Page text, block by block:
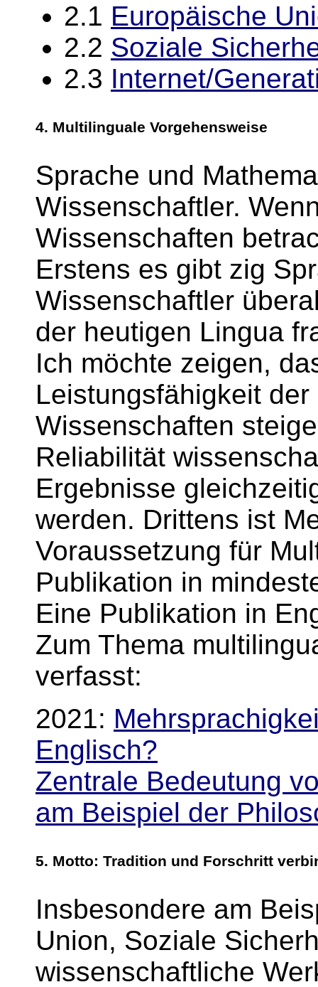
2.1 Europäische
2.2 Soziale
2.3 Internet/
4. Multilinguale Vorgehensweise
Sprache und
Wissenschaftler.
Wissenschaften
Erstens es gibt zig
Wissenschaftler
der heutigen Lingua
Ich möchte zeigen,
Leistungsfähigkeit
Wissenschaften
Reliabilität
Ergebnisse
werden. Drittens ist
Voraussetzung für
Publikation in
Eine Publikation in
Zum Thema
verfasst:
2021:
Englisch?
Zentrale Bedeutung
am Beispiel der
5. Motto: Tradition und Forschritt
Insbesondere am
Union, Soziale
wissenschaftliche